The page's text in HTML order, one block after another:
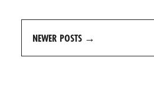
Posts
navigation
NEWER POSTS →